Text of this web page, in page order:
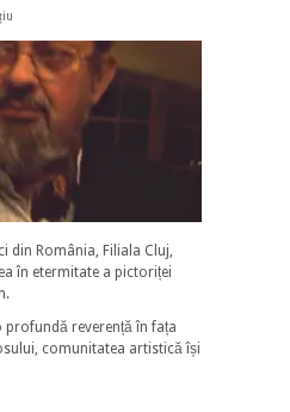
din România, Filiala Cluj,
în etermitate a pictoriței
reverență în fața
comunitatea artistică își